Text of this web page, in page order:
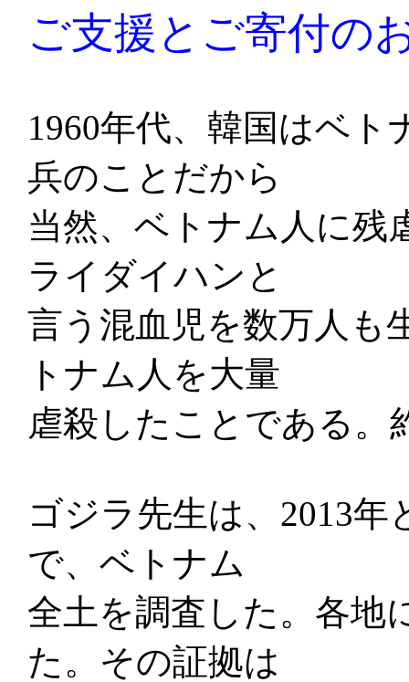
ご支援とご寄付の
1960年代、韓国はベト
兵のことだから
当然、ベトナム人に残
ライダイハンと
言う混血児を数万人も
トナム人を大量
虐殺したことである。
ゴジラ先生は、2013年
で、ベトナム
全土を調査した。各地
た。その証拠は